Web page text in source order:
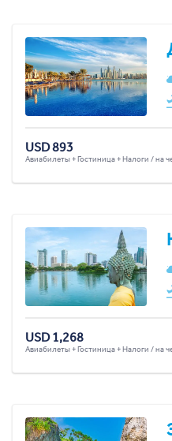
USD 893
Авиабилеты + Гостиница + Налоги / на
USD 1,268
Авиабилеты + Гостиница + Налоги / на